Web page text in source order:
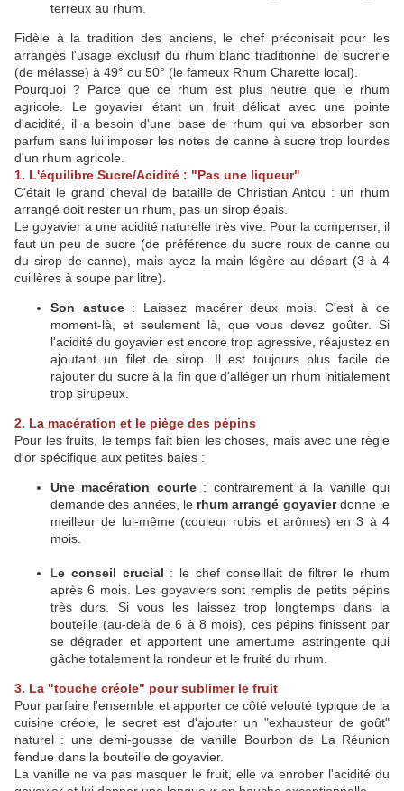
terreux au rhum.
Fidèle à la tradition des anciens, le chef préconisait pour les
arrangés l'usage exclusif du rhum blanc traditionnel de sucrerie
(de mélasse) à 49° ou 50° (le fameux Rhum Charette local).
Pourquoi ? Parce que ce rhum est plus neutre que le rhum
agricole. Le goyavier étant un fruit délicat avec une pointe
d'acidité, il a besoin d'une base de rhum qui va absorber son
parfum sans lui imposer les notes de canne à sucre trop lourdes
d'un rhum agricole.
1. L'équilibre Sucre/Acidité : "Pas une liqueur"
C'était le grand cheval de bataille de Christian Antou : un rhum
arrangé doit rester un rhum, pas un sirop épais.
Le goyavier a une acidité naturelle très vive. Pour la compenser, il
faut un peu de sucre (de préférence du sucre roux de canne ou
du sirop de canne), mais ayez la main légère au départ (3 à 4
cuillères à soupe par litre).
Son astuce : Laissez macérer deux mois. C'est à ce
moment-là, et seulement là, que vous devez goûter. Si
l'acidité du goyavier est encore trop agressive, réajustez en
ajoutant un filet de sirop. Il est toujours plus facile de
rajouter du sucre à la fin que d'alléger un rhum initialement
trop sirupeux.
2. La macération et le piège des pépins
Pour les fruits, le temps fait bien les choses, mais avec une règle
d'or spécifique aux petites baies :
Une macération courte: contrairement à la vanille qui
demande des années, lerhum arrangé goyavierdonne le
meilleur de lui-même (couleur rubis et arômes) en 3 à 4
mois.
L e conseil crucial : le chef conseillait de filtrer le rhum
après 6 mois. Les goyaviers sont remplis de petits pépins
très durs. Si vous les laissez trop longtemps dans la
bouteille (au-delà de 6 à 8 mois), ces pépins finissent par
se dégrader et apportent une amertume astringente qui
gâche totalement la rondeur et le fruité du rhum.
3. La "touche créole" pour sublimer le fruit
Pour parfaire l'ensemble et apporter ce côté velouté typique de la
cuisine créole, le secret est d'ajouter un "exhausteur de goût"
naturel : une demi-gousse de vanille Bourbon de La Réunion
fendue dans la bouteille de goyavier.
La vanille ne va pas masquer le fruit, elle va enrober l'acidité du